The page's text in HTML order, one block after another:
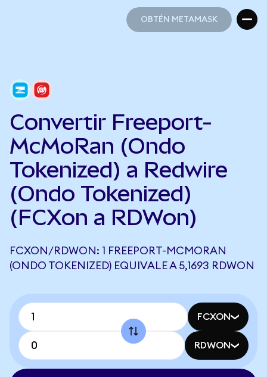
OBTÉN METAMASK
Convertir Freeport-
McMoRan (Ondo
Tokenized) a Redwire
(Ondo Tokenized)
(FCXon a RDWon)
FCXON/RDWON: 1 FREEPORT-MCMORAN
(ONDO TOKENIZED) EQUIVALE A 5,1693 RDWON
FCXON
RDWON